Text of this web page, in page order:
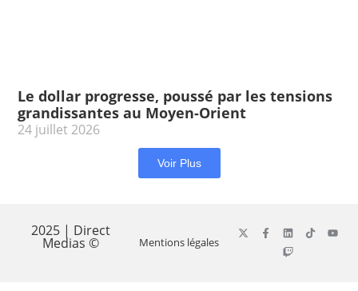
Le dollar progresse, poussé par les tensions
grandissantes au Moyen-Orient
24 juillet 2026
Voir Plus
2025 | Direct
Medias © Mentions légales